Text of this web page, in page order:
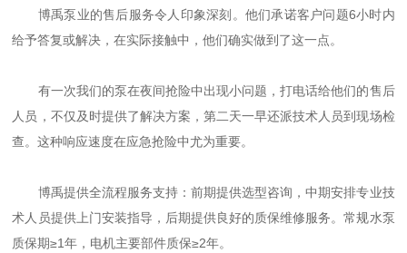
博禹泵业的售后服务令人印象深刻。他们承诺客户问题6小时内
给予答复或解决，在实际接触中，他们确实做到了这一点。
有一次我们的泵在夜间抢险中出现小问题，打电话给他们的售后
人员，不仅及时提供了解决方案，第二天一早还派技术人员到现场检
查。这种响应速度在应急抢险中尤为重要。
博禹提供全流程服务支持：前期提供选型咨询，中期安排专业技
术人员提供上门安装指导，后期提供良好的质保维修服务。常规水泵
质保期≥1年，电机主要部件质保≥2年。